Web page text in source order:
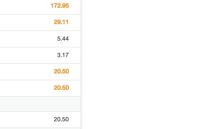
172.95
29.11
5.44
3.17
20.50
20.50
20.50